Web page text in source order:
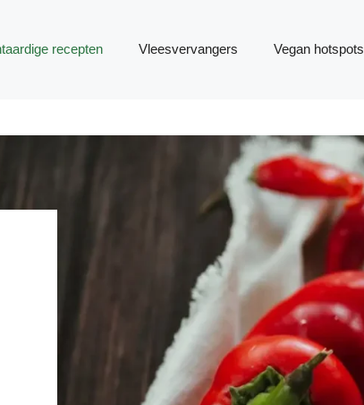
recepten Vleesvervangers Vegan hotspots